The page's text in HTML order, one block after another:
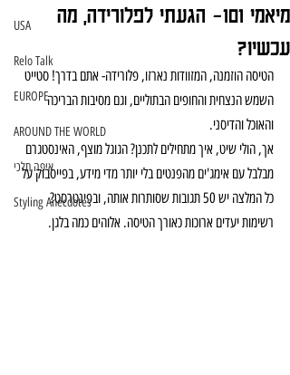
USA
Relo Talk
EUROPE
AROUND THE WORLD
איפה תלכי
Styling Anecdotes
מיאמי 101- הגעתי לפלורידה, מה
עכשיו?
הטיסה הוזמנה, המזוודות נארזו, פלורידה- אתם בדרך! סטייט
השמש הנצחית והחופים הבתוליים, וגם מסיבות הבריכה
והאוכל והדיסני.
אך, הולי שיט, איך מתחילים לתכנן? הגוגל מוצף, האינסטגרם
מבלבל עם אימג'ים מהפנטים בלי יותר מדי מידע, בפייסבוק על
כל המלצה יש 50 תגובות שסותרות אותה, ובפינטרסט?
רשימות יעדים ארוכות כאורך הטיסה. אלוהים כמה בלגן.